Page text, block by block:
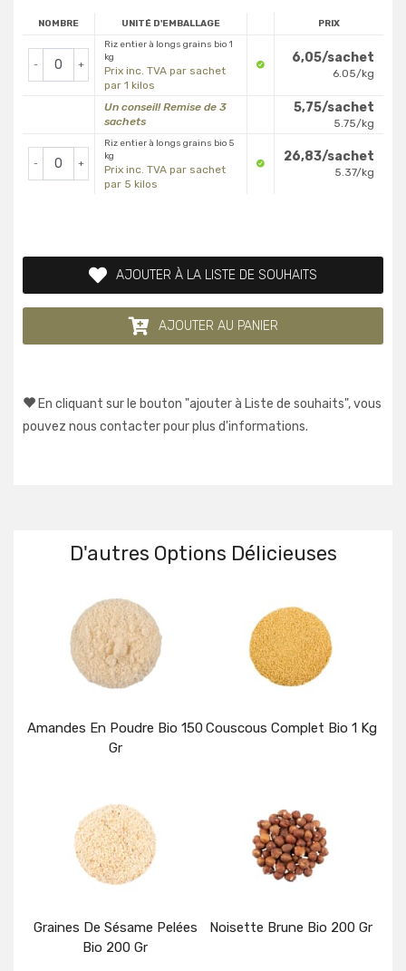
NOMBRE UNITÉ D'EMBALLAGE PRIX
- +
Riz entier à longs grains bio 1
kg
Prix inc. TVA par sachet
par 1 kilos
6,05/sachet
6.05/kg
Un conseil! Remise de 3
sachets
5,75/sachet
5.75/kg
- +
Riz entier à longs grains bio 5
kg
Prix inc. TVA par sachet
par 5 kilos
26,83/sachet
5.37/kg
AJOUTER À LA LISTE DE SOUHAITS
AJOUTER AU PANIER
En cliquant sur le bouton "ajouter à Liste de souhaits", vous
pouvez nous contacter pour plus d'informations.
D'autres Options Délicieuses
Amandes En Poudre Bio 150
Gr
Détails
Couscous Complet Bio 1 Kg
Détails
Graines De Sésame Pelées
Bio 200 Gr
Noisette Brune Bio 200 Gr